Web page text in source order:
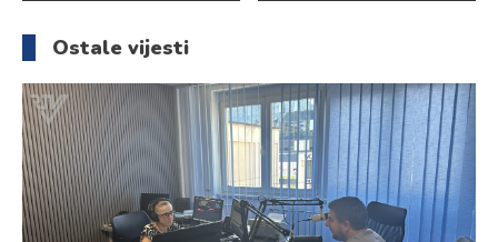
članaka
Ostale vijesti